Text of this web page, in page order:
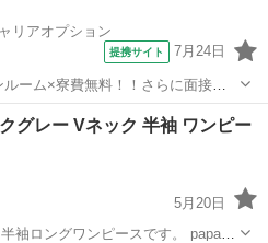
リアオプション
提携サイト 7月24日
ーム×寮費無料！！さらに面接交
御装置の動作確認・調整 ◆設備の
の他
グレー Vネック 半袖 ワンピー
5月20日
袖ロングワンピースです。 papaya